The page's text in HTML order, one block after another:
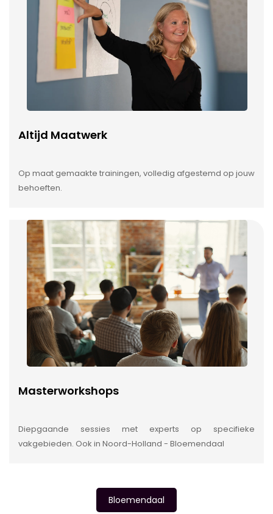
Altijd Maatwerk
Op maat gemaakte trainingen, volledig afgestemd op jouw
behoeften.
Masterworkshops
Diepgaande sessies met experts op specifieke
vakgebieden. Ook in Noord-Holland - Bloemendaal
Bloemendaal